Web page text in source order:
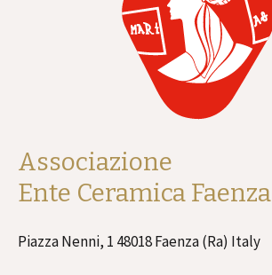
Associazione
Ente Ceramica Faenza
Piazza Nenni, 1 48018 Faenza (Ra) Italy